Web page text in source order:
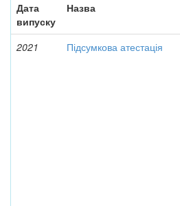
Дата
випуску
Назва
2021 Підсумкова атестація